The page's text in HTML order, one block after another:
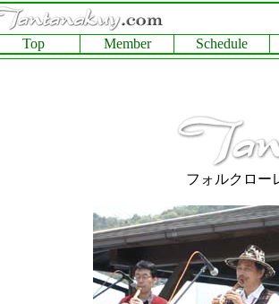
Top Member Schedule
フォルクロー